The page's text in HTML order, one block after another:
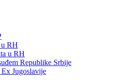
u RH
u RH
Republike Srbije
Jugoslavije